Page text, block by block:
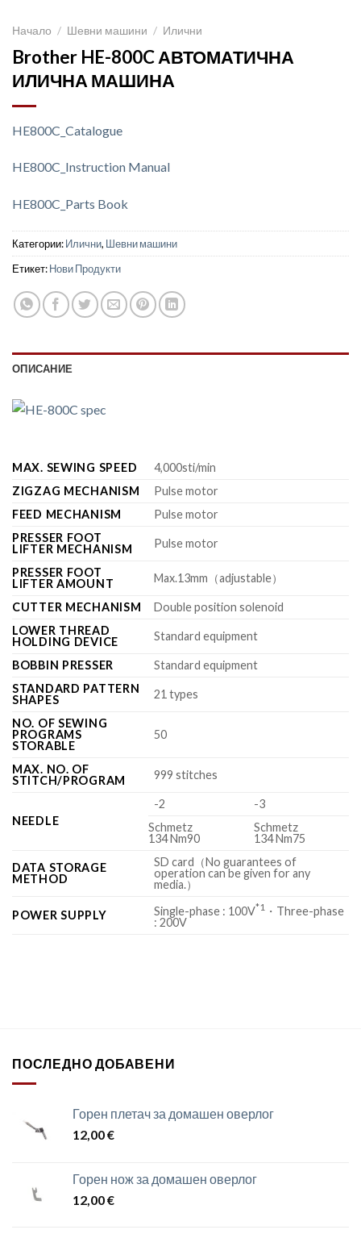
Начало / Шевни машини / Илични
Brother HE-800C АВТОМАТИЧНА
ИЛИЧНА МАШИНА
HE800C_Catalogue
HE800C_Instruction Manual
HE800C_Parts Book
Категории:Илични, Шевни машини
Етикет:Нови Продукти
ОПИСАНИЕ
MAX. SEWING SPEED
4,000sti/min
ZIGZAG MECHANISM
Pulse motor
FEED MECHANISM
Pulse motor
PRESSER FOOT
LIFTER MECHANISM
Pulse motor
PRESSER FOOT
LIFTER AMOUNT
Max.13mm（adjustable）
CUTTER MECHANISM
Double position solenoid
LOWER THREAD
HOLDING DEVICE
Standard equipment
BOBBIN PRESSER
Standard equipment
STANDARD PATTERN
SHAPES
21 types
NO. OF SEWING
PROGRAMS
STORABLE
50
MAX. NO. OF
STITCH/PROGRAM
999 stitches
NEEDLE
-2
-3
Schmetz
134 Nm90
Schmetz
134 Nm75
DATA STORAGE
METHOD
SD card（No guarantees of
operation can be given for any
media.）
POWER SUPPLY Single-phase : 100V*1 ・Three-phase
: 200V
ПОСЛЕДНО ДОБАВЕНИ
Горен плетач за домашен оверлог
12,00€
Горен нож за домашен оверлог
12,00€